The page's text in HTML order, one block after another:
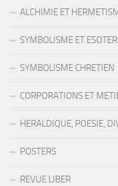
ALCHIMIE ET
SYMBOLISME ET
SYMBOLISME CHRETIEN
CORPORATIONS ET
HERALDIQUE, POESIE,
POSTERS
REVUE LIBER